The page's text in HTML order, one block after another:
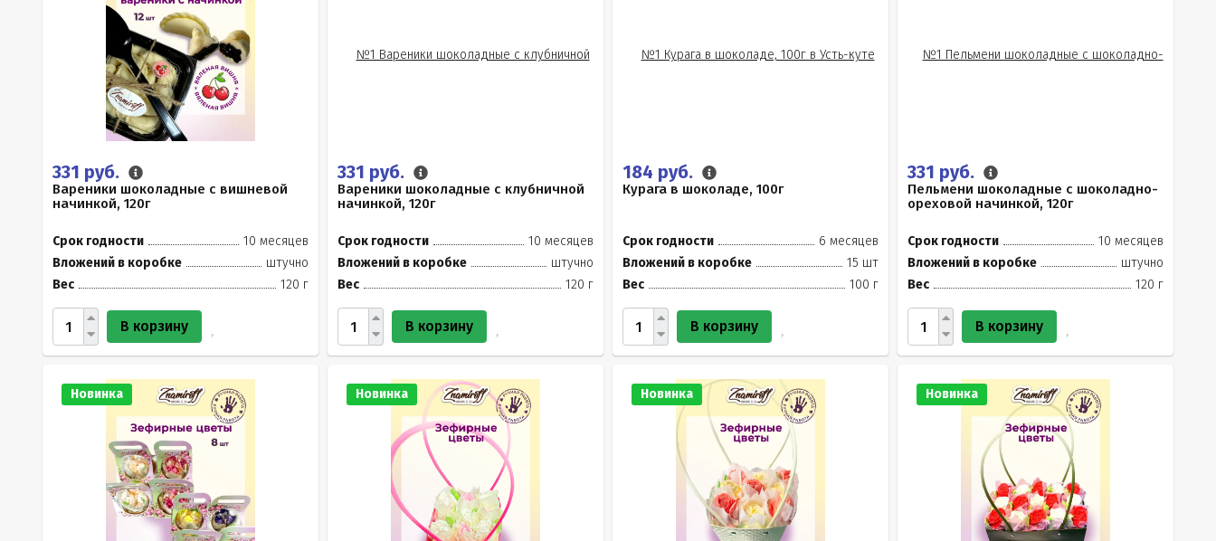
331 руб.
Вареники шоколадные с вишневой
начинкой, 120г
Срок годности
10 месяцев
Вложений в коробке
штучно
Вес
120 г
В корзину
331 руб.
Вареники шоколадные с клубничной
начинкой, 120г
Срок годности
10 месяцев
Вложений в коробке
штучно
Вес
120 г
В корзину
184 руб.
Курага в шоколаде, 100г
Срок годности
6 месяцев
Вложений в коробке
15 шт
Вес
100 г
В корзину
331 руб.
Пельмени шоколадные с шоколадно-
ореховой начинкой, 120г
Срок годности
10 месяцев
Вложений в коробке
штучно
Вес
120 г
В корзину
Новинка Новинка Новинка Новинка